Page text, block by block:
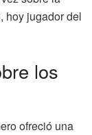
, hoy jugador del
los
ofreció una